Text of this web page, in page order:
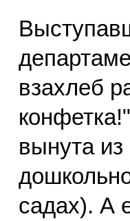
взахлеб
вынута
садах). А